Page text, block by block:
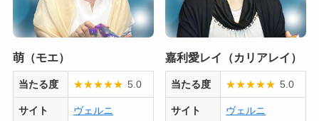
萌（モエ）
当たる度 ★★★★★ 5.0
サイト ヴェルニ
嘉利愛レイ（カリアレイ）
当たる度 ★★★★★ 5.0
サイト ヴェルニ